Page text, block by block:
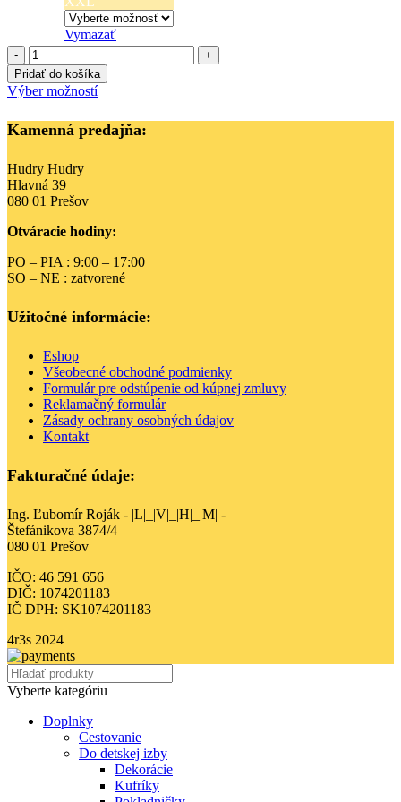
Vymazať
množstvo
Happy
Nappy™
neoprénové
-
Pridať do košíka
Výber možnostíTento
má
viacero
na
produktu.
Kamenná predajňa:
Hudry Hudry
Hlavná 39
080 01 Prešov
Otváracie hodiny:
PO – PIA : 9:00 – 17:00
SO – NE : zatvorené
Užitočné informácie:
Eshop
Všeobecné obchodné podmienky
Formulár pre odstúpenie od kúpnej zmluvy
Reklamačný formulár
Zásady ochrany osobných údajov
Kontakt
Fakturačné údaje:
Ing. Ľubomír Roják - |L|_|V|_|H|_|M| -
Štefánikova 3874/4
080 01 Prešov
IČO: 46 591 656
DIČ: 1074201183
IČ DPH: SK1074201183
4r3s 2024
Vyberte kategóriu
Doplnky
Cestovanie
Do detskej izby
Dekorácie
Kufríky